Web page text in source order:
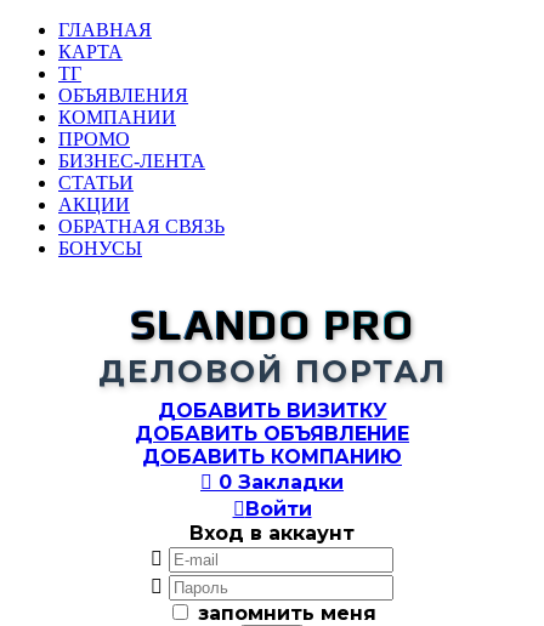
ГЛАВНАЯ
КАРТА
ТГ
ОБЪЯВЛЕНИЯ
КОМПАНИИ
ПРОМО
БИЗНЕС-ЛЕНТА
СТАТЬИ
АКЦИИ
ОБРАТНАЯ СВЯЗЬ
БОНУСЫ
SLANDO PRO
ДЕЛОВОЙ ПОРТАЛ
ДОБАВИТЬ ВИЗИТКУ
ДОБАВИТЬ ОБЪЯВЛЕНИЕ
ДОБАВИТЬ КОМПАНИЮ
 0 Закладки
Войти
Вход в аккаунт


запомнить меня